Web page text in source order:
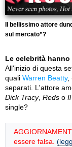
Il bellissimo attore
sul mercato”?
Le celebrità
All'inizio di questa
quali Warren Beatty,
separati. L'attore
Dick Tracy, Reds o
single?
essere falsa.